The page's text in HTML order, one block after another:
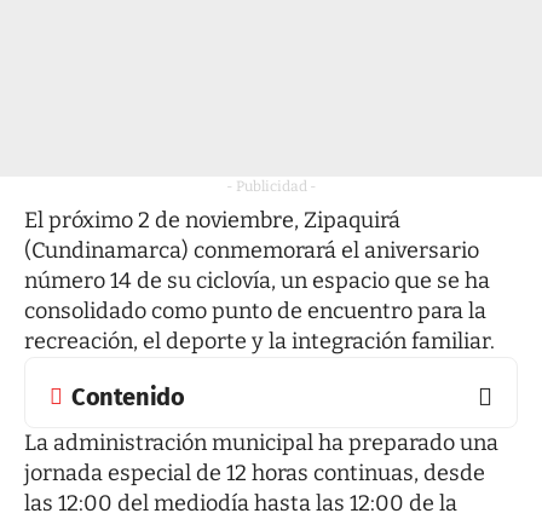
- Publicidad -
El próximo 2 de noviembre, Zipaquirá
(Cundinamarca) conmemorará el aniversario
número 14 de su ciclovía, un espacio que se ha
consolidado como punto de encuentro para la
recreación, el deporte y la integración familiar.
Contenido
La administración municipal ha preparado una
jornada especial de 12 horas continuas, desde
las 12:00 del mediodía hasta las 12:00 de la